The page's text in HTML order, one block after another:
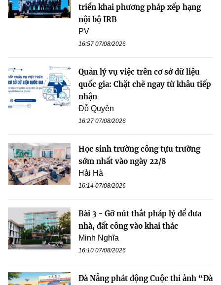
triển khai phương pháp xếp hạng
nội bộ IRB
PV
16:57 07/08/2026
Quản lý vụ việc trên cơ sở dữ liệu
quốc gia: Chặt chẽ ngay từ khâu tiếp
nhận
Đỗ Quyên
16:27 07/08/2026
Học sinh trường công tựu trường
sớm nhất vào ngày 22/8
Hải Hà
16:14 07/08/2026
Bài 3 - Gỡ nút thắt pháp lý để đưa
nhà, đất công vào khai thác
Minh Nghĩa
16:10 07/08/2026
Đà Nẵng phát động Cuộc thi ảnh “Đà